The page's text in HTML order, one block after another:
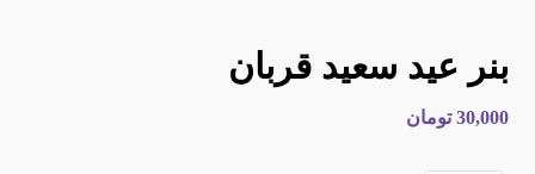
بنر عید سعید قربان
30,000 تومان